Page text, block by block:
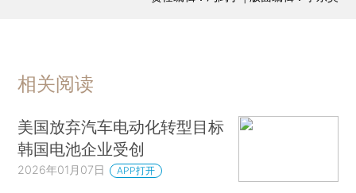
相关阅读
美国放弃汽车电动化转型目标
韩国电池企业受创
2026年01月07日 APP打开